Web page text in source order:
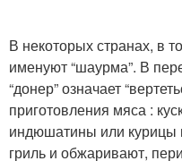
Люля-кебаб на
шампурах
В некоторых странах, в
именуют “шаурма”. В
“донер” означает
приготовления мяса :
индюшатины или курицы
гриль и обжаривают,